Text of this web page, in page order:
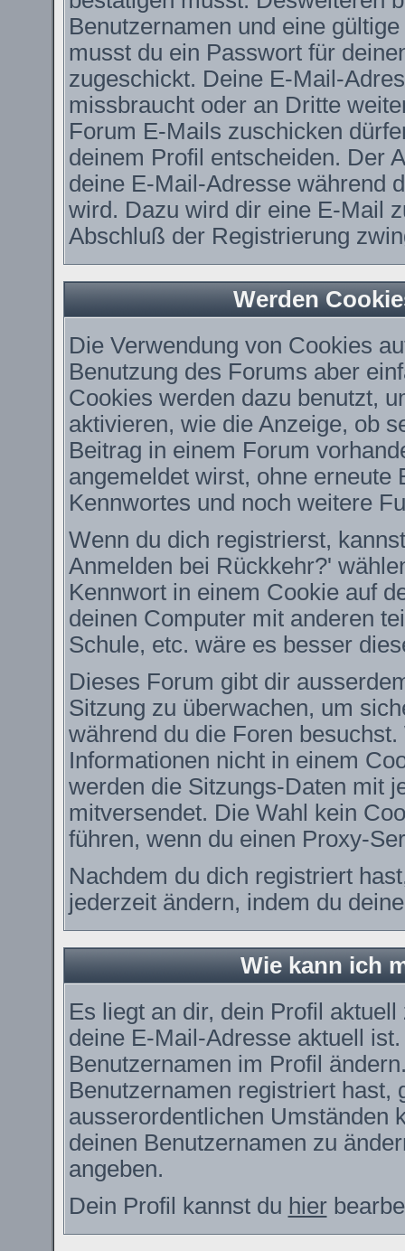
Benutzernamen und eine
musst du ein Passwort für
zugeschickt. Deine E-Mail-
missbraucht oder an Dritte
Forum E-Mails zuschicken
deinem Profil entscheiden. Der
deine E-Mail-Adresse während
wird. Dazu wird dir eine E-Mail
Abschluß der Registrierung
Werden
Die Verwendung von Cookies
Benutzung des Forums aber
Cookies werden dazu benutzt,
aktivieren, wie die Anzeige, ob
Beitrag in einem Forum
angemeldet wirst, ohne erneute
Kennwortes und noch weitere
Wenn du dich registrierst,
Anmelden bei Rückkehr?'
Kennwort in einem Cookie auf
deinen Computer mit anderen
Schule, etc. wäre es besser
Dieses Forum gibt dir
Sitzung zu überwachen, um
während du die Foren
Informationen nicht in einem
werden die Sitzungs-Daten mit
mitversendet. Die Wahl kein
führen, wenn du einen Proxy-
Nachdem du dich registriert
jederzeit ändern, indem du
Wie kann ich
Es liegt an dir, dein Profil
deine E-Mail-Adresse aktuell
Benutzernamen im Profil
Benutzernamen registriert hast,
ausserordentlichen Umständen
deinen Benutzernamen zu
angeben.
Dein Profil kannst du hier